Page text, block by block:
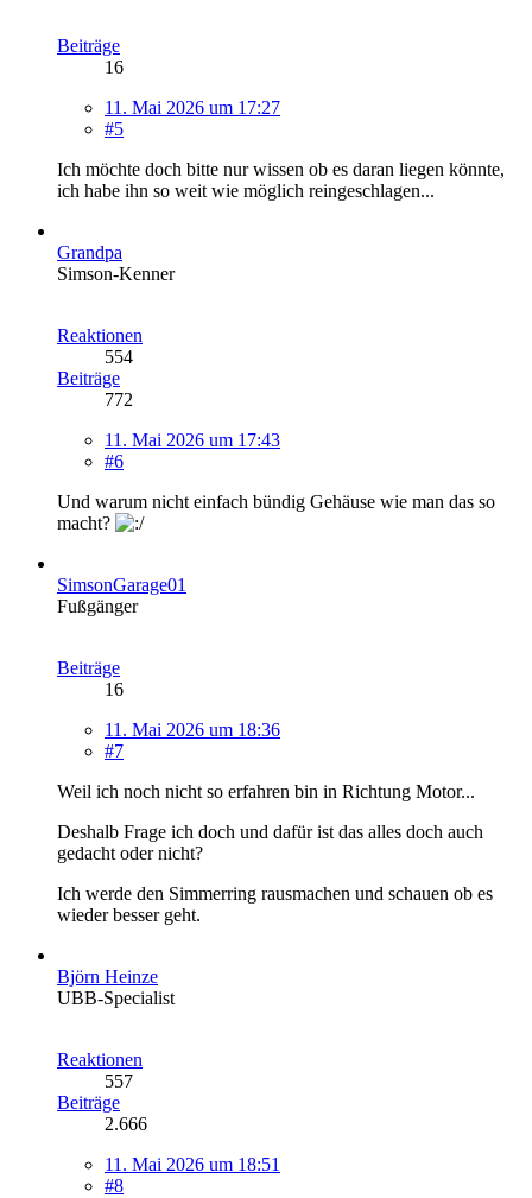
Beiträge
16
11. Mai 2026 um 17:27
#5
Ich möchte doch bitte nur wissen ob es daran liegen könnte,
ich habe ihn so weit wie möglich reingeschlagen...
Grandpa
Simson-Kenner
Reaktionen
554
Beiträge
772
11. Mai 2026 um 17:43
#6
Und warum nicht einfach bündig Gehäuse wie man das so
macht?
SimsonGarage01
Fußgänger
Beiträge
16
11. Mai 2026 um 18:36
#7
Weil ich noch nicht so erfahren bin in Richtung Motor...
Deshalb Frage ich doch und dafür ist das alles doch auch
gedacht oder nicht?
Ich werde den Simmerring rausmachen und schauen ob es
wieder besser geht.
Björn Heinze
UBB-Specialist
Reaktionen
557
Beiträge
2.666
11. Mai 2026 um 18:51
#8